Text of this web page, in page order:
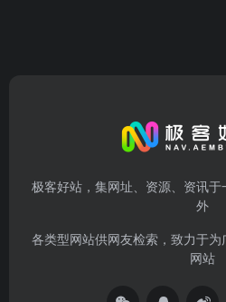
极客好站，集网址、资源、资讯
外
各类型网站供网友检索，致力于
网站